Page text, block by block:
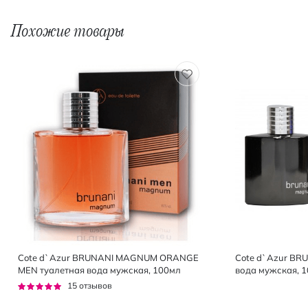
Похожие товары
Cote d`Azur BRUNANI MAGNUM ORANGE
MEN туалетная вода мужская, 100мл
Рейтинг:
15 отзывов
Cote d`Azur
вода мужская,